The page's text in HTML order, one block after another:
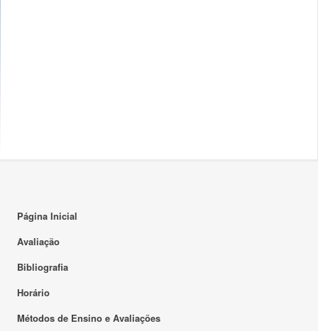
Página Inicial
Avaliação
Bibliografia
Horário
Métodos de Ensino e Avaliações